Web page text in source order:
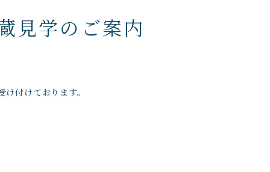
見学のご案内
付けております。